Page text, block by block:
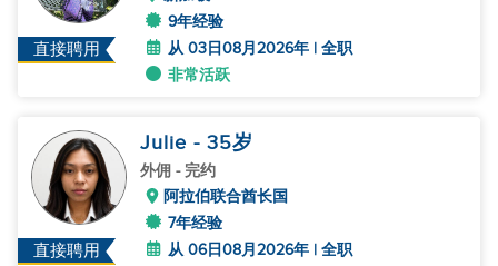
直接聘用
9年经验
从 03日08月2026年 | 全职
非常活跃
直接聘用
Julie - 35岁
外佣 - 完约
阿拉伯联合酋长国
7年经验
从 06日08月2026年 | 全职